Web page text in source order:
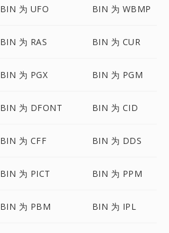
BIN 为 UFO BIN 为 WBMP
BIN 为 RAS BIN 为 CUR
BIN 为 PGX BIN 为 PGM
BIN 为 DFONT BIN 为 CID
BIN 为 CFF BIN 为 DDS
BIN 为 PICT BIN 为 PPM
BIN 为 PBM BIN 为 IPL